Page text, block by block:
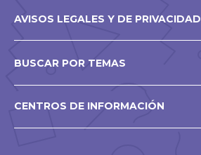
AVISOS LEGALES Y DE PRIVACIDAD
BUSCAR POR TEMAS
CENTROS DE INFORMACIÓN